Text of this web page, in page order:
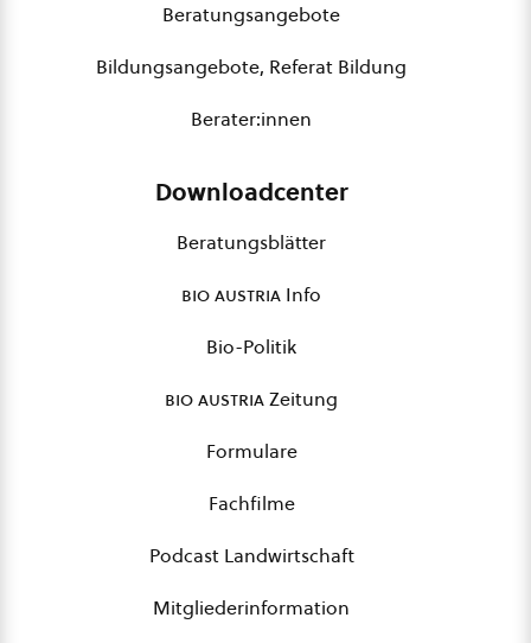
Beratungsangebote
Bildungsangebote, Referat Bildung
Berater:innen
Downloadcenter
Beratungsblätter
bio austria Info
Bio-Politik
bio austriaZeitung
Formulare
Fachfilme
Podcast Landwirtschaft
Mitgliederinformation